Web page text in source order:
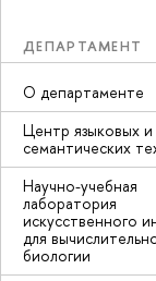
ДЕПАРТАМЕНТ
О департаменте
Центр языковых и
семантических
Научно-учебная
лаборатория
искусственного
для
биологии